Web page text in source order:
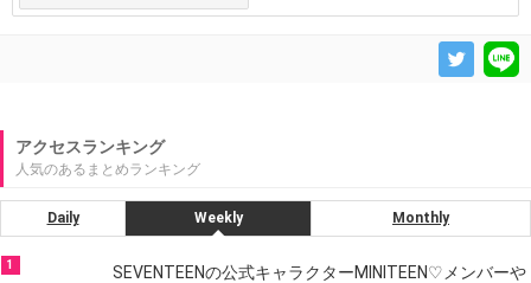
アクセスランキング
人気のあるまとめランキング
Daily Weekly Monthly
1
SEVENTEENの公式キャラクターMINITEEN♡メンバーや